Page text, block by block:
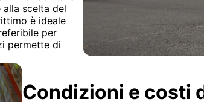
scelta del
è ideale
per
permette di
Condizioni e costi